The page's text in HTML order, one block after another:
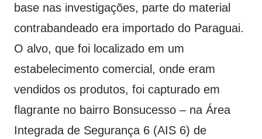
base nas investigações, parte do material
contrabandeado era importado do Paraguai.
O alvo, que foi localizado em um
estabelecimento comercial, onde eram
vendidos os produtos, foi capturado em
flagrante no bairro Bonsucesso – na Área
Integrada de Segurança 6 (AIS 6) de